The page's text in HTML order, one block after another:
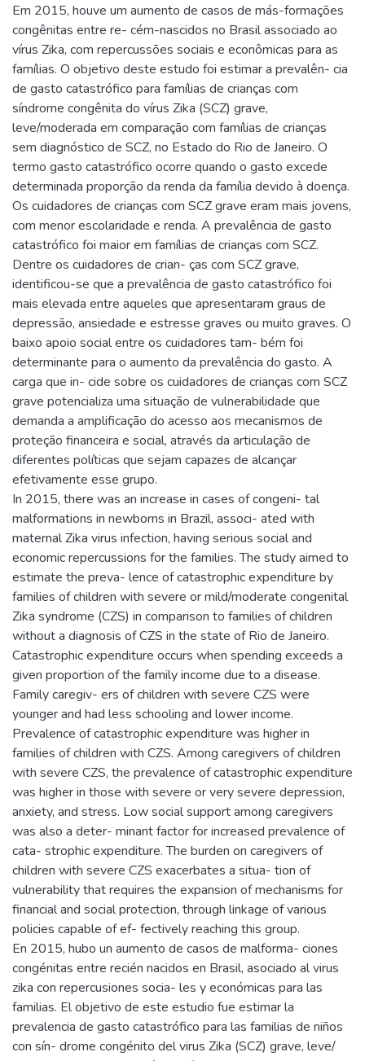
Em 2015, houve um aumento de casos de más-formações
congênitas entre re- cém-nascidos no Brasil associado ao
vírus Zika, com repercussões sociais e econômicas para as
famílias. O objetivo deste estudo foi estimar a prevalên- cia
de gasto catastrófico para famílias de crianças com
síndrome congênita do vírus Zika (SCZ) grave,
leve/moderada em comparação com famílias de crianças
sem diagnóstico de SCZ, no Estado do Rio de Janeiro. O
termo gasto catastrófico ocorre quando o gasto excede
determinada proporção da renda da família devido à doença.
Os cuidadores de crianças com SCZ grave eram mais jovens,
com menor escolaridade e renda. A prevalência de gasto
catastrófico foi maior em famílias de crianças com SCZ.
Dentre os cuidadores de crian- ças com SCZ grave,
identificou-se que a prevalência de gasto catastrófico foi
mais elevada entre aqueles que apresentaram graus de
depressão, ansiedade e estresse graves ou muito graves. O
baixo apoio social entre os cuidadores tam- bém foi
determinante para o aumento da prevalência do gasto. A
carga que in- cide sobre os cuidadores de crianças com SCZ
grave potencializa uma situação de vulnerabilidade que
demanda a amplificação do acesso aos mecanismos de
proteção financeira e social, através da articulação de
diferentes políticas que sejam capazes de alcançar
efetivamente esse grupo.
In 2015, there was an increase in cases of congeni- tal
malformations in newborns in Brazil, associ- ated with
maternal Zika virus infection, having serious social and
economic repercussions for the families. The study aimed to
estimate the preva- lence of catastrophic expenditure by
families of children with severe or mild/moderate congenital
Zika syndrome (CZS) in comparison to families of children
without a diagnosis of CZS in the state of Rio de Janeiro.
Catastrophic expenditure occurs when spending exceeds a
given proportion of the family income due to a disease.
Family caregiv- ers of children with severe CZS were
younger and had less schooling and lower income.
Prevalence of catastrophic expenditure was higher in
families of children with CZS. Among caregivers of children
with severe CZS, the prevalence of catastrophic expenditure
was higher in those with severe or very severe depression,
anxiety, and stress. Low social support among caregivers
was also a deter- minant factor for increased prevalence of
cata- strophic expenditure. The burden on caregivers of
children with severe CZS exacerbates a situa- tion of
vulnerability that requires the expansion of mechanisms for
financial and social protection, through linkage of various
policies capable of ef- fectively reaching this group.
En 2015, hubo un aumento de casos de malforma- ciones
congénitas entre recién nacidos en Brasil, asociado al virus
zika con repercusiones socia- les y económicas para las
familias. El objetivo de este estudio fue estimar la
prevalencia de gasto catastrófico para las familias de niños
con sín- drome congénito del virus Zika (SCZ) grave, leve/